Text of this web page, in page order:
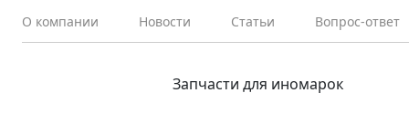
О компании Новости Статьи Вопрос-ответ
Запчасти для иномарок